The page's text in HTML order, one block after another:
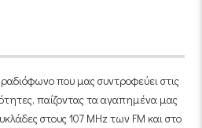
που μας συντροφεύει στις
παίζοντας τα αγαπημένα μας
στους 107 MHz των FM και στο